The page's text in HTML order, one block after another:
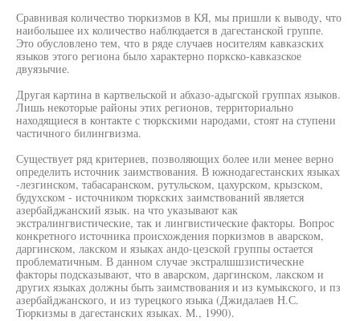
Сравнивая количество тюркизмов в КЯ, мы пришли к выводу, что
наибольшее их количество наблюдается в дагестанской группе.
Это обусловлено тем, что в ряде случаев носителям кавказских
языков этого региона было характерно поркско-кавказское
двуязычие.
Другая картина в картвельской и абхазо-адыгской группах языков.
Лишь некоторые районы этих регионов, территориально
находящиеся в контакте с тюркскими народами, стоят на ступени
частичного билингвизма.
Существует ряд критериев, позволяющих более или менее верно
определить источник заимствования. В южнодагестанских языках
-лезгинском, табасаранском, рутульском, цахурском, крызском,
будухском - источником тюркских заимствований является
азербайджанский язык. на что указывают как
экстралингвистические, так и лингвистические факторы. Вопрос
конкретного источника происхождения поркизмов в аварском,
даргинском, лакском и языках андо-цезской группы остается
проблематичным. В данном случае экстралшшзистическне
факторы подсказывают, что в аварском, даргинском, лакском и
других языках должны быть заимствования и из кумыкского, и пз
азербайджанского, и из турецкого языка (Джидалаев Н.С.
Тюркизмы в дагестанских языках. М., 1990).